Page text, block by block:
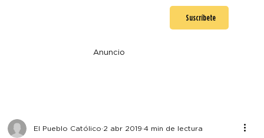
Suscríbete
Anuncio
El Pueblo Católico 2 abr 2019 4 min de lectura